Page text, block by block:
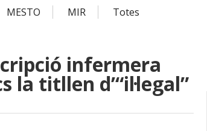
MESTO MIR Totes
infermera
titllen d’“il·legal”